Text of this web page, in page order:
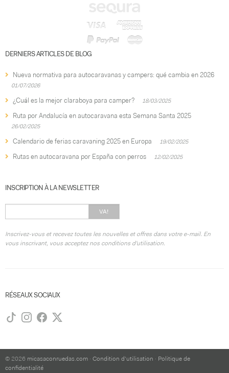
DERNIERS ARTICLES DE BLOG
Nueva normativa para autocaravanas y campers: qué cambia en 2026
01/07/2026
¿Cuál es la mejor claraboya para camper? 18/03/2025
Ruta por Andalucía en autocaravana esta Semana Santa 2025
26/02/2025
Calendario de ferias caravaning 2025 en Europa 19/02/2025
Rutas en autocaravana por España con perros 12/02/2025
INSCRIPTION À LA NEWSLETTER
VA!
Inscrivez-vous et recevez toutes les nouvelles et offres dans votre e-mail. En
vous inscrivant, vous acceptez nos conditions d'utilisation.
RÉSEAUX SOCIAUX
© 2026 micasaconruedas.com · Condition d'utilisation · Politique de
confidentialité